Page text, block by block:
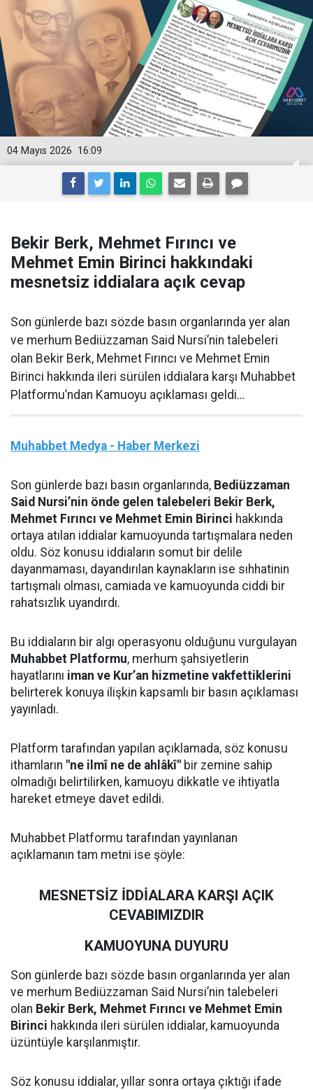
16:09
04 Mayıs 2026
Bekir Berk, Mehmet Fırıncı ve
Mehmet Emin Birinci hakkındaki
mesnetsiz iddialara açık cevap
Son günlerde bazı sözde basın organlarında yer alan
ve merhum Bediüzzaman Said Nursi’nin talebeleri
olan Bekir Berk, Mehmet Fırıncı ve Mehmet Emin
Birinci hakkında ileri sürülen iddialara karşı Muhabbet
Platformu’ndan Kamuoyu açıklaması geldi…
Muhabbet Medya - Haber Merkezi
Son günlerde bazı basın organlarında, Bediüzzaman
Said Nursi’nin önde gelen talebeleri Bekir Berk,
Mehmet Fırıncı ve Mehmet Emin Birinci hakkında
ortaya atılan iddialar kamuoyunda tartışmalara neden
oldu. Söz konusu iddiaların somut bir delile
dayanmaması, dayandırılan kaynakların ise sıhhatinin
tartışmalı olması, camiada ve kamuoyunda ciddi bir
rahatsızlık uyandırdı.
Bu iddiaların bir algı operasyonu olduğunu vurgulayan
Muhabbet Platformu, merhum şahsiyetlerin
hayatlarını iman ve Kur’an hizmetine vakfettiklerini
belirterek konuya ilişkin kapsamlı bir basın açıklaması
yayınladı.
Platform tarafından yapılan açıklamada, söz konusu
ithamların "ne ilmî ne de ahlâkî" bir zemine sahip
olmadığı belirtilirken, kamuoyu dikkatle ve ihtiyatla
hareket etmeye davet edildi.
Muhabbet Platformu tarafından yayınlanan
açıklamanın tam metni ise şöyle:
MESNETSİZ İDDİALARA KARŞI AÇIK
CEVABIMIZDIR
KAMUOYUNA DUYURU
Son günlerde bazı sözde basın organlarında yer alan
ve merhum Bediüzzaman Said Nursi’nin talebeleri
olan Bekir Berk, Mehmet Fırıncı ve Mehmet Emin
Birinci hakkında ileri sürülen iddialar, kamuoyunda
üzüntüyle karşılanmıştır.
Söz konusu iddialar, yıllar sonra ortaya çıktığı ifade